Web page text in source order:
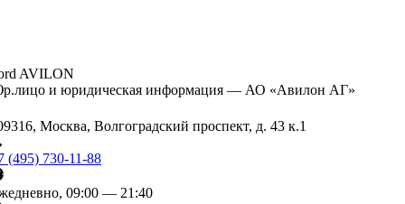
AVILON
и юридическая информация — АО «Авилон АГ»
Москва, Волгоградский проспект, д. 43 к.1
(495) 730-11-88
09:00 — 21:40